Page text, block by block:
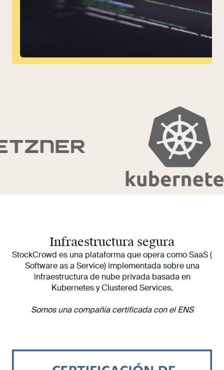
Infraestructura segura
StockCrowd es una plataforma que opera como SaaS (
Software as a Service) implementada sobre una
infraestructura de nube privada basada en
Kubernetes y Clustered Services.
Somos una compañía certificada con el ENS